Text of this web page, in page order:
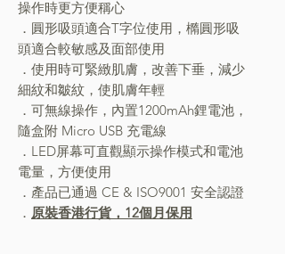
操作時更方便稱心
．圓形吸頭適合T字位使用，橢圓形吸
頭適合較敏感及面部使用
．使用時可緊緻肌膚，改善下垂，減少
細紋和皺紋，使肌膚年輕
．可無線操作，內置1200mAh鋰電池，
隨盒附 Micro USB 充電線
．LED屏幕可直觀顯示操作模式和電池
電量，方便使用
．產品已通過 CE & ISO9001 安全認證
． 原裝香港行貨，12個月保用